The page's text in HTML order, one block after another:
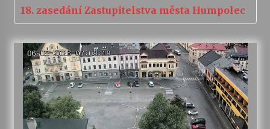
18. zasedání Zastupitelstva města Humpolec